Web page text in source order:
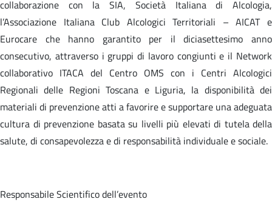
collaborazione con la SIA, Società Italiana di Alcologia,
l’Associazione Italiana Club Alcologici Territoriali – AICAT e
Eurocare che hanno garantito per il diciasettesimo anno
consecutivo, attraverso i gruppi di lavoro congiunti e il Network
collaborativo ITACA del Centro OMS con i Centri Alcologici
Regionali delle Regioni Toscana e Liguria, la disponibilità dei
materiali di prevenzione atti a favorire e supportare una adeguata
cultura di prevenzione basata su livelli più elevati di tutela della
salute, di consapevolezza e di responsabilità individuale e sociale.
Responsabile Scientifico dell’evento